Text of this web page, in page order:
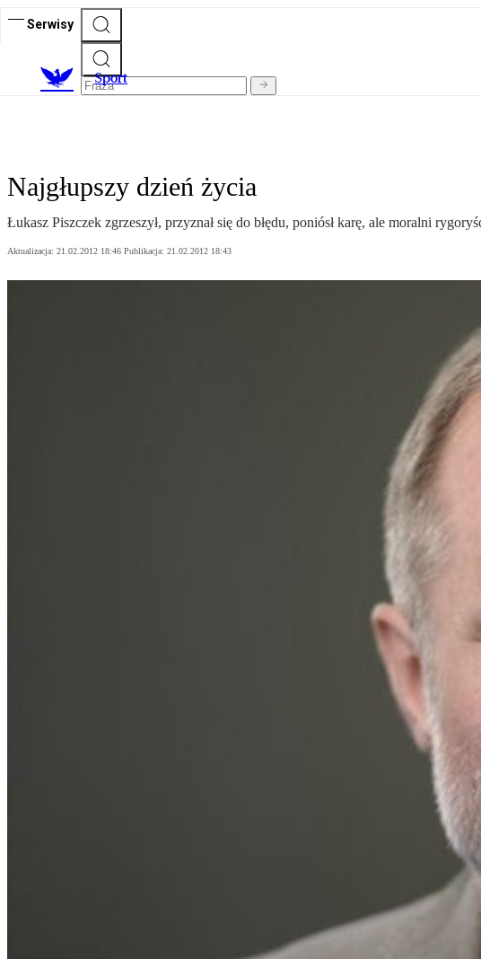
Serwisy
Sport
Najgłupszy dzień życia
Łukasz Piszczek zgrzeszył, przyznał się do błędu, poniósł karę, ale moralni
Aktualizacja: 21.02.2012 18:46 Publikacja: 21.02.2012 18:43